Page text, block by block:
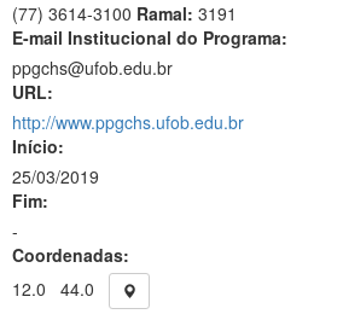
(77) 3614-3100 Ramal: 3191
E-mail Institucional do Programa:
ppgchs@ufob.edu.br
URL:
http://www.ppgchs.ufob.edu.br
Início:
25/03/2019
Fim:
-
Coordenadas:
12.0
44.0